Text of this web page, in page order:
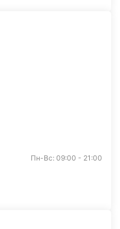
Пн-Вс: 09:00 - 21:00